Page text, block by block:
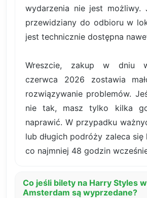
wydarzenia nie jest możliwy.
przewidziany do odbioru w
jest technicznie dostępna
Wreszcie, zakup w dniu
czerwca 2026 zostawia
rozwiązywanie problemów.
nie tak, masz tylko kilka
naprawić. W przypadku
lub długich podróży zaleca się
co najmniej 48 godzin
Co jeśli bilety na Harry Styles w
Amsterdam są wyprzedane?